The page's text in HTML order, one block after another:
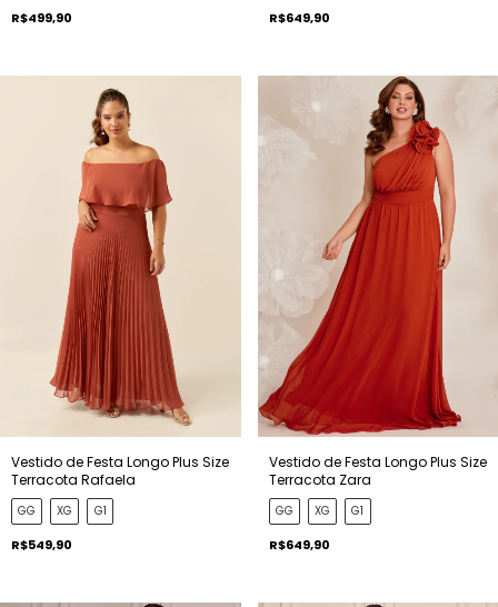
R$499,90 R$649,90
Vestido de Festa Longo Plus Size
Terracota Rafaela
GG XG G1
R$549,90
Vestido de Festa Longo Plus Size
Terracota Zara
GG XG G1
R$649,90